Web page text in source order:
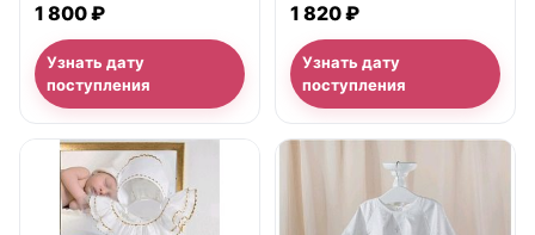
1 800 ₽
Узнать дату
поступления
предмета
1 820 ₽
Узнать дату
поступления